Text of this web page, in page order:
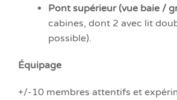
Pont supérieur (vue baie /
cabines, dont 2 avec lit
possible).
Équipage
+/-10 membres attentifs et